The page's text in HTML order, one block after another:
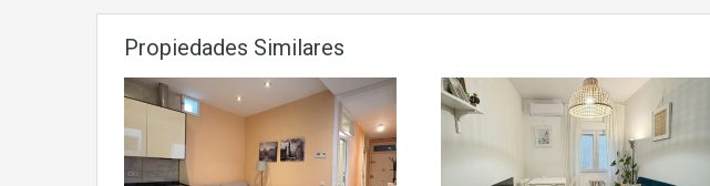
Propiedades Similares